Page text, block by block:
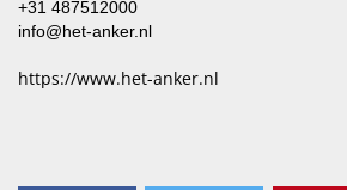
+31 487512000
info@het-anker.nl
https://www.het-anker.nl